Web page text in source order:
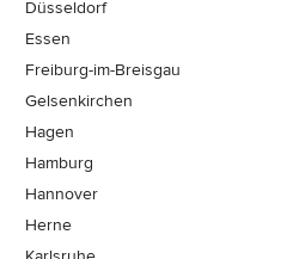
Düsseldorf
Essen
Freiburg-im-Breisgau
Gelsenkirchen
Hagen
Hamburg
Hannover
Herne